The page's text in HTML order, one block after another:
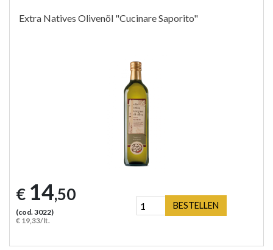
Extra Natives Olivenöl "Cucinare Saporito"
€ 14,50
(cod. 3022)
€ 19,33/lt.
BESTELLEN